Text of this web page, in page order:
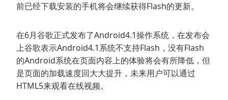
前已经下载安装的手机将会继续获得Flash的更新。
在6月谷歌正式发布了Android4.1操作系统，在发布会
上谷歌表示Android4.1系统不支持Flash，没有Flash
的Android系统在页面内容上的体验将会有所降低，但
是页面的加载速度回大大提升，未来用户可以通过
HTML5来观看在线视频。